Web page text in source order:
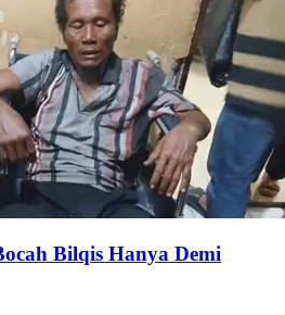
Bilqis Hanya Demi